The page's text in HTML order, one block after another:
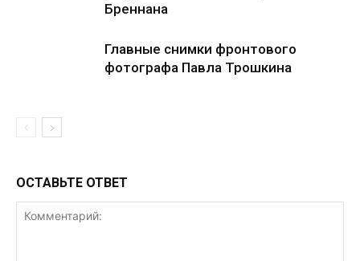
Бреннана
Главные снимки фронтового
фотографа Павла Трошкина
ОСТАВЬТЕ ОТВЕТ